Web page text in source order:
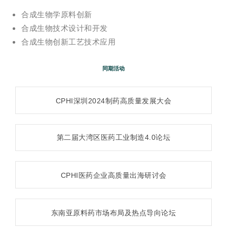
合成生物学原料创新
合成生物技术设计和开发
合成生物创新工艺技术应用
同期活动
CPHI深圳2024制药高质量发展大会
第二届大湾区医药工业制造4.0论坛
CPHI医药企业高质量出海研讨会
东南亚原料药市场布局及热点导向论坛